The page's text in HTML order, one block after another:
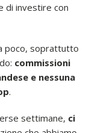
di investire con
poco, soprattutto
commissioni
e nessuna
.
settimane, ci